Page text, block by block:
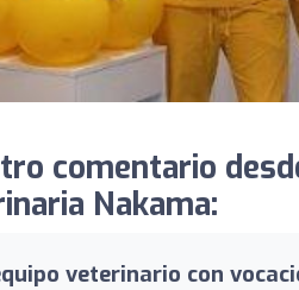
comentario
Nakama:
veterinario con